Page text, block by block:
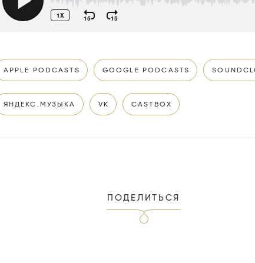
APPLE PODCASTS GOOGLE PODCASTS
ЯНДЕКС.МУЗЫКА VK CASTBOX
ПОДЕЛИТЬСЯ